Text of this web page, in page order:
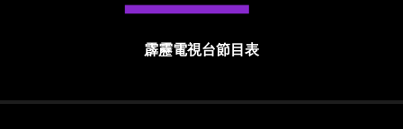
霹靂電視台節目表